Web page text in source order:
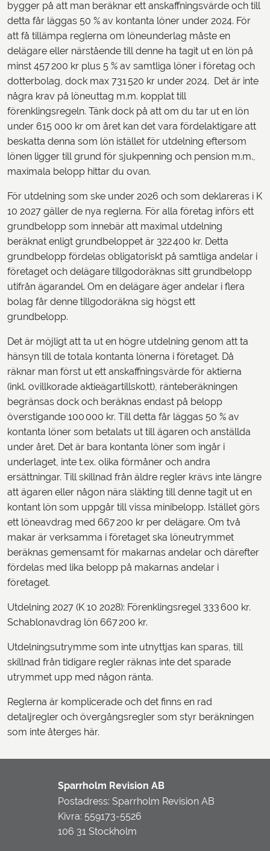
bygger på att man beräknar ett anskaffningsvärde och till
detta får läggas 50 % av kontanta löner under 2024. För
att få tillämpa reglerna om löneunderlag måste en
delägare eller närstående till denne ha tagit ut en lön på
minst 457 200 kr plus 5 % av samtliga löner i företag och
dotterbolag, dock max 731 520 kr under 2024. Det är inte
några krav på löneuttag m.m. kopplat till
förenklingsregeln. Tänk dock på att om du tar ut en lön
under 615 000 kr om året kan det vara fördelaktigare att
beskatta denna som lön istället för utdelning eftersom
lönen ligger till grund för sjukpenning och pension m.m.,
maximala belopp hittar du ovan.
För utdelning som ske under 2026 och som deklareras i K
10 2027 gäller de nya reglerna. För alla företag införs ett
grundbelopp som innebär att maximal utdelning
beräknat enligt grundbeloppet är 322 400 kr. Detta
grundbelopp fördelas obligatoriskt på samtliga andelar i
företaget och delägare tillgodoräknas sitt grundbelopp
utifrån ägarandel. Om en delägare äger andelar i flera
bolag får denne tillgodoräkna sig högst ett
grundbelopp.
Det är möjligt att ta ut en högre utdelning genom att ta
hänsyn till de totala kontanta lönerna i företaget. Då
räknar man först ut ett anskaffningsvärde för aktierna
(inkl. ovillkorade aktieägartillskott), ränteberäkningen
begränsas dock och beräknas endast på belopp
överstigande 100 000 kr. Till detta får läggas 50 % av
kontanta löner som betalats ut till ägaren och anställda
under året. Det är bara kontanta löner som ingår i
underlaget, inte t.ex. olika förmåner och andra
ersättningar. Till skillnad från äldre regler krävs inte längre
att ägaren eller någon nära släkting till denne tagit ut en
kontant lön som uppgår till vissa minibelopp. Istället görs
ett löneavdrag med 667 200 kr per delägare. Om två
makar är verksamma i företaget ska löneutrymmet
beräknas gemensamt för makarnas andelar och därefter
fördelas med lika belopp på makarnas andelar i
företaget.
Utdelning 2027 (K 10 2028): Förenklingsregel 333 600 kr.
Schablonavdrag lön 667 200 kr.
Utdelningsutrymme som inte utnyttjas kan sparas, till
skillnad från tidigare regler räknas inte det sparade
utrymmet upp med någon ränta.
Reglerna är komplicerade och det finns en rad
detaljregler och övergångsregler som styr beräkningen
som inte återges här.
Sparrholm Revision AB
Postadress: Sparrholm Revision AB
Kivra: 559173-5526
106 31 Stockholm